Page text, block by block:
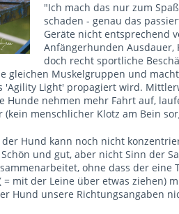
"Ich mach das nur zum
schaden - genau das
Geräte nicht entsprechend
Anfängerhunden
doch recht sportliche
gleichen Muskelgruppen und
'Agility Light' propagiert wird.
Hunde nehmen mehr Fahrt auf,
menschlicher Klotz am Bein
Hund kann noch nicht
und gut, aber nicht Sinn der
ohne dass der eine
mit der Leine über etwas ziehen)
Hund unsere Richtungsangaben